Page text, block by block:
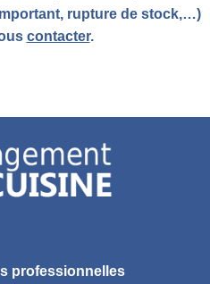
rupture de stock,…)
contacter.
professionnelles